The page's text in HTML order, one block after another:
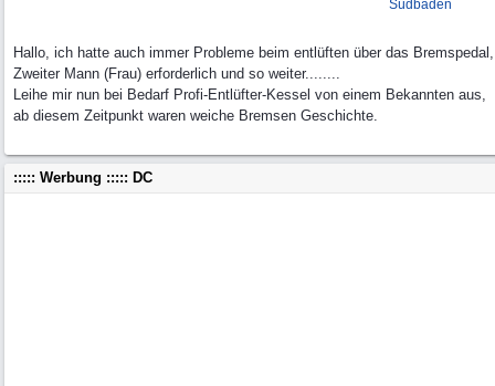
Südbaden
Hallo, ich hatte auch immer Probleme beim entlüften über das Bremspedal,
Zweiter Mann (Frau) erforderlich und so weiter........
Leihe mir nun bei Bedarf Profi-Entlüfter-Kessel von einem Bekannten aus,
ab diesem Zeitpunkt waren weiche Bremsen Geschichte.
::::: Werbung ::::: DC